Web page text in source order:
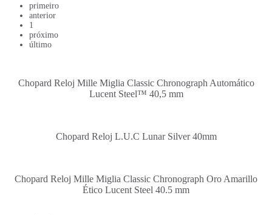
primeiro
anterior
1
próximo
último
Chopard Reloj Mille Miglia Classic Chronograph Automático
Lucent Steel™ 40,5 mm
Chopard Reloj L.U.C Lunar Silver 40mm
Chopard Reloj Mille Miglia Classic Chronograph Oro Amarillo
Ético Lucent Steel 40.5 mm